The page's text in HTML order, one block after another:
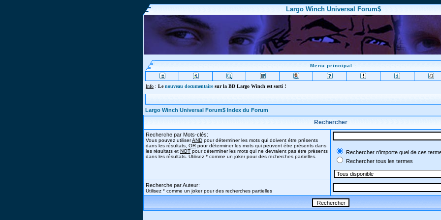
Largo Winch Universal Forum$
Menu principal :
Info : Lenouveau documentairesur la BD Largo Winch est sorti !
Largo Winch Universal Forum$ Index du Forum
Rechercher
Recherche par Mots-clés:
Vous pouvez utiliserAND pour déterminer les mots qui doivent étre présents
dans les résultats, OR pour déterminer les mots qui peuvent étre présents dans
les résultats et NOT pour déterminer les mots qui ne devraient pas étre présents
dans les résultats. Utilisez * comme un joker pour des recherches partielles.
Rechercher n'importe quel de ces
Rechercher tous les termes
Recherche par Auteur:
Utilisez * comme un joker pour des recherches partielles